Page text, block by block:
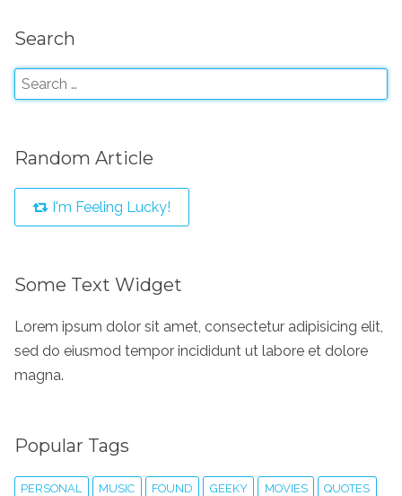
Search
Random Article
I'm Feeling Lucky!
Some Text Widget
Lorem ipsum dolor sit amet, consectetur adipisicing elit,
sed do eiusmod tempor incididunt ut labore et dolore
magna.
Popular Tags
PERSONAL MUSIC FOUND GEEKY MOVIES QUOTES